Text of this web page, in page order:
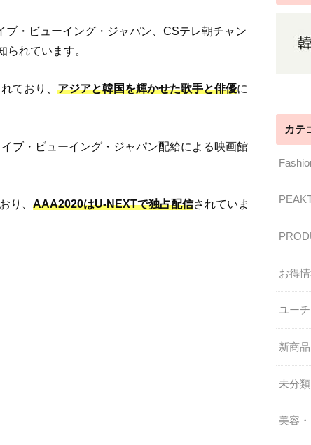
・ビューイング・ジャパン、CSテレ朝チャン
れています。
ており、 アジアと韓国を輝かせた歌手と俳優に
ブ・ビューイング・ジャパン配給による映画館
り、 AAA2020はU-NEXTで独占配信されていま
カテ
お得
ユー
新商品
未分類
美容